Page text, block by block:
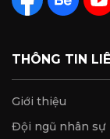
THÔNG TIN
Giới thiệu
Đội ngũ nhân sự